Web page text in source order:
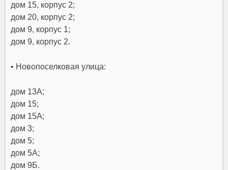
дом 15, корпус 2;
дом 20, корпус 2;
дом 9, корпус 1;
дом 9, корпус 2.
• Новопоселковая улица:
дом 13А;
дом 15;
дом 15А;
дом 3;
дом 5;
дом 5А;
дом 9Б.